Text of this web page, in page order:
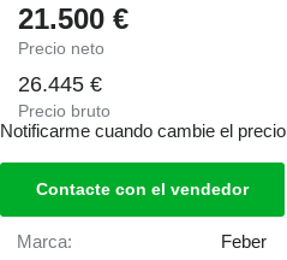
21.500 €
Precio neto
26.445 €
Precio bruto
Notificarme cuando cambie el precio
Contacte con el vendedor
Marca: Feber